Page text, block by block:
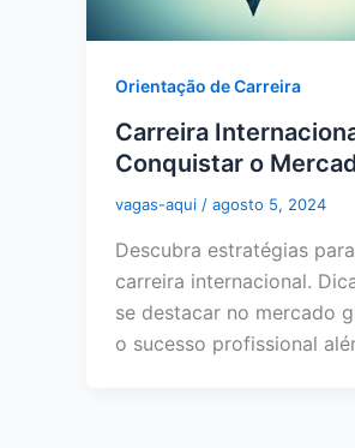
Orientação de Carreira
Carreira
Conquistar o
vagas-aqui / agosto 5, 2024
Descubra estratégias
carreira internacional.
se destacar no mercado
o sucesso profissional